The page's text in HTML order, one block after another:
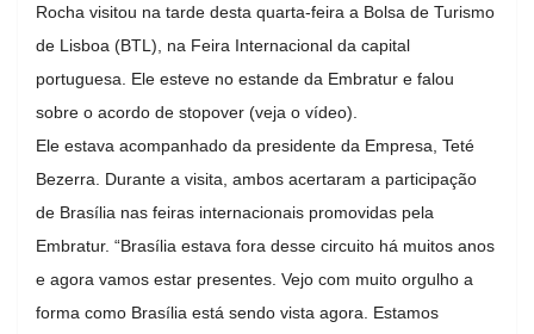
Rocha visitou na tarde desta quarta-feira a Bolsa de Turismo
de Lisboa (BTL), na Feira Internacional da capital
portuguesa. Ele esteve no estande da Embratur e falou
sobre o acordo de stopover (veja o vídeo).
Ele estava acompanhado da presidente da Empresa, Teté
Bezerra. Durante a visita, ambos acertaram a participação
de Brasília nas feiras internacionais promovidas pela
Embratur. “Brasília estava fora desse circuito há muitos anos
e agora vamos estar presentes. Vejo com muito orgulho a
forma como Brasília está sendo vista agora. Estamos